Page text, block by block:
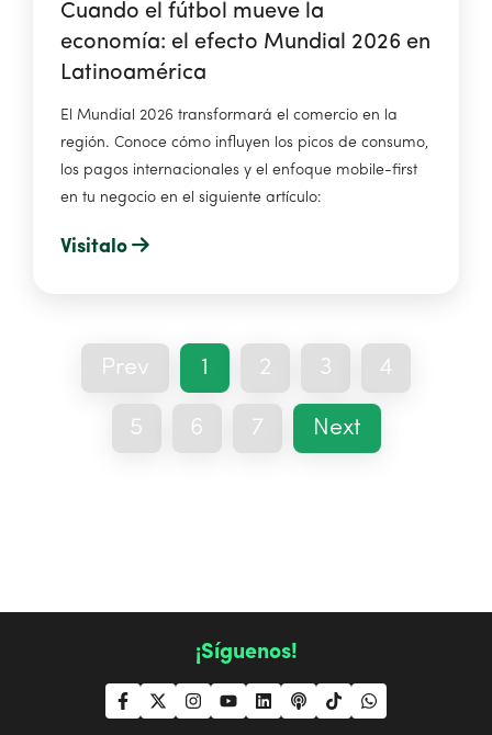
Cuando el fútbol mueve la
economía: el efecto Mundial 2026 en
Latinoamérica
El Mundial 2026 transformará el comercio en la
región. Conoce cómo influyen los picos de consumo,
los pagos internacionales y el enfoque mobile-first
en tu negocio en el siguiente artículo:
Visitalo
Prev 1 2 3 4
5 6 7 Next
¡Síguenos!